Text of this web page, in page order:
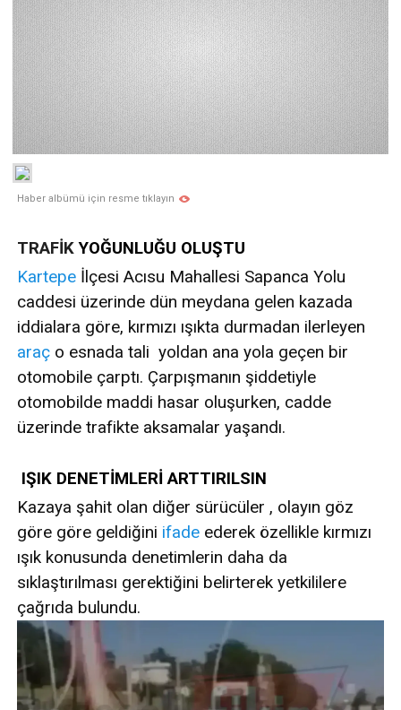
Haber albümü için resme tıklayın
TRAFİKYOĞUNLUĞU OLUŞTU
Kartepe İlçesi Acısu Mahallesi Sapanca Yolu
caddesi üzerinde dün meydana gelen kazada
iddialara göre, kırmızı ışıkta durmadan ilerleyen
araç o esnada tali yoldan ana yola geçen bir
otomobile çarptı. Çarpışmanın şiddetiyle
otomobilde maddi hasar oluşurken, cadde
üzerinde trafikte aksamalar yaşandı.
IŞIK DENETİMLERİ ARTTIRILSIN
Kazaya şahit olan diğer sürücüler , olayın göz
göre göre geldiğini ifade ederek özellikle kırmızı
ışık konusunda denetimlerin daha da
sıklaştırılması gerektiğini belirterek yetkililere
çağrıda bulundu.